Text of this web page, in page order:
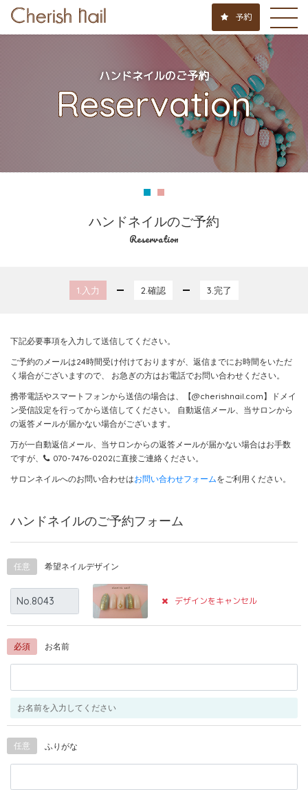
予約
ハンドネイルのご予約
Reservation
ハンドネイルのご予約
Reservation
1.入力 2.確認 3.完了
下記必要事項を入力して送信してください。
ご予約のメールは24時間受け付けておりますが、返信までにお時間をいただ
く場合がございますので、
お急ぎの方はお電話でお問い合わせください。
携帯電話やスマートフォンから送信の場合は、【@cherishnail.com】ドメイ
ン受信設定を行ってから送信してください。
自動返信メール、当サロンから
の返答メールが届かない場合がございます。
万が一自動返信メール、当サロンからの返答メールが届かない場合はお手数
ですが、
070-7476-0202に直接ご連絡ください。
サロンネイルへのお問い合わせはお問い合わせフォームをご利用ください。
ハンドネイルのご予約フォーム
希望ネイルデザイン
任意
デザインをキャンセル
お名前
必須
お名前を入力してください
ふりがな
任意